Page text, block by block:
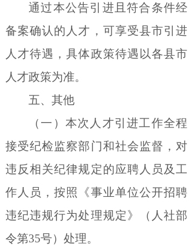
通过本公告引进且符合条件经
备案确认的人才，可享受县市引进
人才待遇，具体政策待遇以各县市
人才政策为准。
五、其他
（一）本次人才引进工作全程
接受纪检监察部门和社会监督，对
违反相关纪律规定的应聘人员及工
作人员，按照《事业单位公开招聘
违纪违规行为处理规定》（人社部
令第35号）处理。